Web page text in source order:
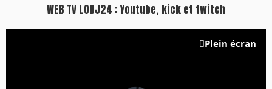
WEB TV LODJ24 : Youtube, kick et twitch
Plein écran